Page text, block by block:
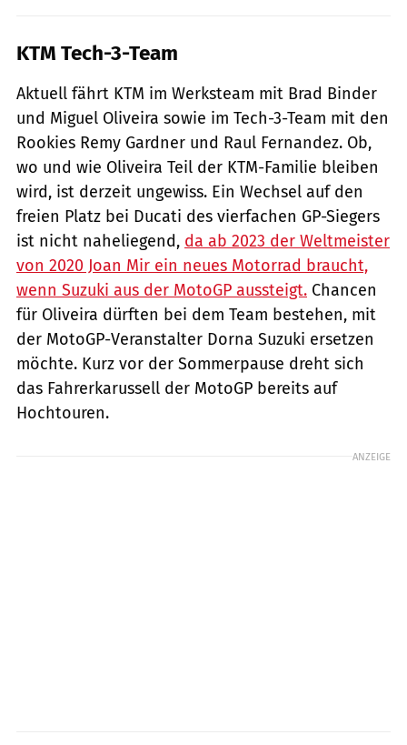
KTM Tech-3-Team
Aktuell fährt KTM im Werksteam mit Brad Binder
und Miguel Oliveira sowie im Tech-3-Team mit den
Rookies Remy Gardner und Raul Fernandez. Ob,
wo und wie Oliveira Teil der KTM-Familie bleiben
wird, ist derzeit ungewiss. Ein Wechsel auf den
freien Platz bei Ducati des vierfachen GP-Siegers
ist nicht naheliegend, da ab 2023 der Weltmeister
von 2020 Joan Mir ein neues Motorrad braucht,
wenn Suzuki aus der MotoGP aussteigt. Chancen
für Oliveira dürften bei dem Team bestehen, mit
der MotoGP-Veranstalter Dorna Suzuki ersetzen
möchte. Kurz vor der Sommerpause dreht sich
das Fahrerkarussell der MotoGP bereits auf
Hochtouren.
ANZEIGE